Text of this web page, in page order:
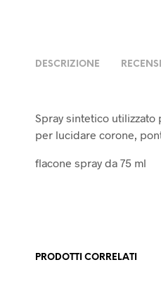
DESCRIZIONE
Spray sintetico
per lucidare corone,
flacone spray da 75 ml
PRODOTTI CORRELATI